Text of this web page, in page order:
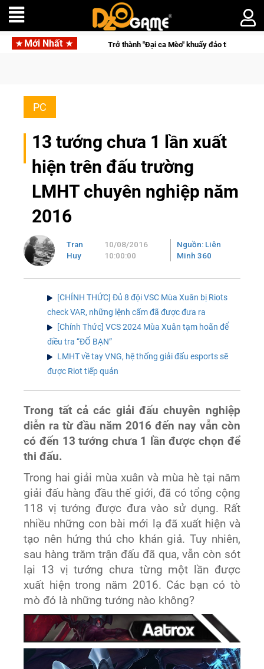
Mới Nhất
"Đại ca Mèo" khuấy đảo thế giới ngầm trong Cat Mafia
PC
13 tướng chưa 1 lần xuất
hiện trên đấu trường
LMHT chuyên nghiệp năm
2016
Tran
Huy
10/08/2016
10:00:00
Nguồn: Liên
Minh 360
[CHÍNH THỨC] Đủ 8 đội VSC Mùa Xuân bị Riots
check VAR, những lệnh cấm đã được đưa ra
[Chính Thức] VCS 2024 Mùa Xuân tạm hoãn để
điều tra “ĐỐ BẠN”
LMHT về tay VNG, hệ thống giải đấu esports sẽ
được Riot tiếp quản
Trong tất cả các giải đấu chuyên nghiệp
diễn ra từ đầu năm 2016 đến nay vẫn còn
có đến 13 tướng chưa 1 lần được chọn để
thi đấu.
Trong hai giải mùa xuân và mùa hè tại năm
giải đấu hàng đầu thế giới, đã có tổng cộng
118 vị tướng được đưa vào sử dụng. Rất
nhiều những con bài mới lạ đã xuất hiện và
tạo nên hứng thú cho khán giả. Tuy nhiên,
sau hàng trăm trận đấu đã qua, vẫn còn sót
lại 13 vị tướng chưa từng một lần được
xuất hiện trong năm 2016. Các bạn có tò
mò đó là những tướng nào không?